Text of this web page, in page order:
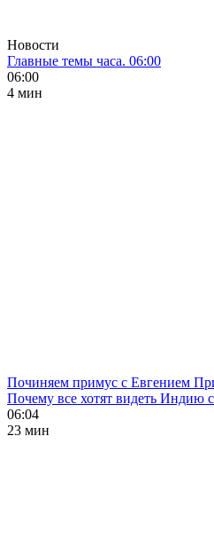
Новости
Главные темы часа. 06:00
06:00
4 мин
Починяем примус с Евгением
Почему все хотят видеть Индию
06:04
23 мин